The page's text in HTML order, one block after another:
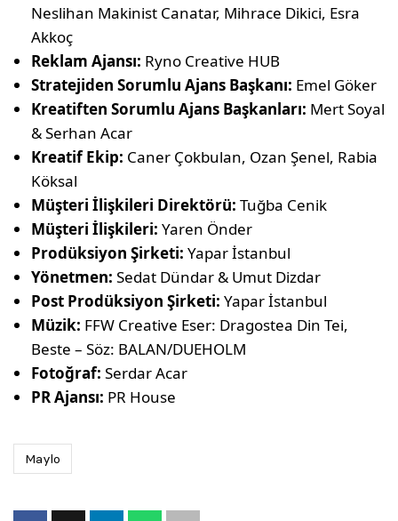
Neslihan Makinist Canatar, Mihrace Dikici, Esra
Akkoç
Reklam Ajansı: Ryno Creative HUB
Stratejiden Sorumlu Ajans Başkanı: Emel Göker
Kreatiften Sorumlu Ajans Başkanları: Mert Soyal
& Serhan Acar
Kreatif Ekip: Caner Çokbulan, Ozan Şenel, Rabia
Köksal
Müşteri İlişkileri Direktörü: Tuğba Cenik
Müşteri İlişkileri: Yaren Önder
Prodüksiyon Şirketi: Yapar İstanbul
Yönetmen: Sedat Dündar & Umut Dizdar
Post Prodüksiyon Şirketi: Yapar İstanbul
Müzik: FFW Creative Eser: Dragostea Din Tei,
Beste – Söz: BALAN/DUEHOLM
Fotoğraf: Serdar Acar
PR Ajansı: PR House
Maylo